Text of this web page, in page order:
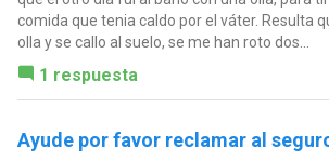
comida que tenia caldo por el váter. Resulta
olla y se callo al suelo, se me han roto dos...
1 respuesta
Ayude por favor reclamar al